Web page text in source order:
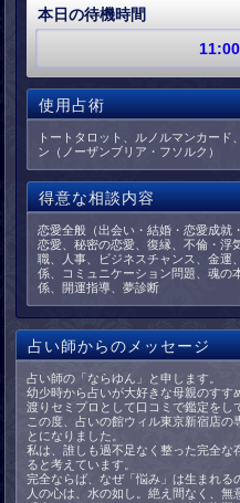
本日の待機時間
使用占術
トートタロット、ルノルマンカー
ン（ノーザンブリア・フソルク）
得意な相談内容
恋愛全般（出会い・結婚・恋愛成就
恋愛、秘密の恋愛、復縁、不倫・浮
職、人事、ビジネスチャンス、金運
係、コミュニケーション問題、魂の
係、開運指導、夢診断
占い師からのメッセージ
占い師の「ならゆん」と申します。
幼少時から占いが大好きな母親のすす
渡りセミプロとして口コミで鑑定をし
この度、占いの館ウィル東京新宿店の
とになりました。
私は、誰しも過不足なく整った完全な
ると考えています。
完全ならば、なぜ「悩み」は生まれる
人の心は、水の如し。絶え間なく、無